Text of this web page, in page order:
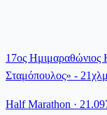
17ος
Σταμόπουλος» - 21χλμ
Half Marathon ·